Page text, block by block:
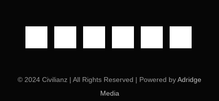
© 2024 Civilianz | All Rights Reserved | Powered byAdridge
Media